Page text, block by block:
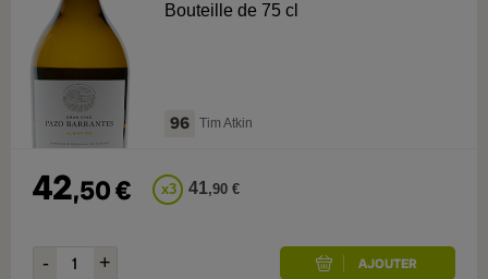
Bouteille de 75 cl
96 Tim Atkin
42,50€ x3 41,90 €